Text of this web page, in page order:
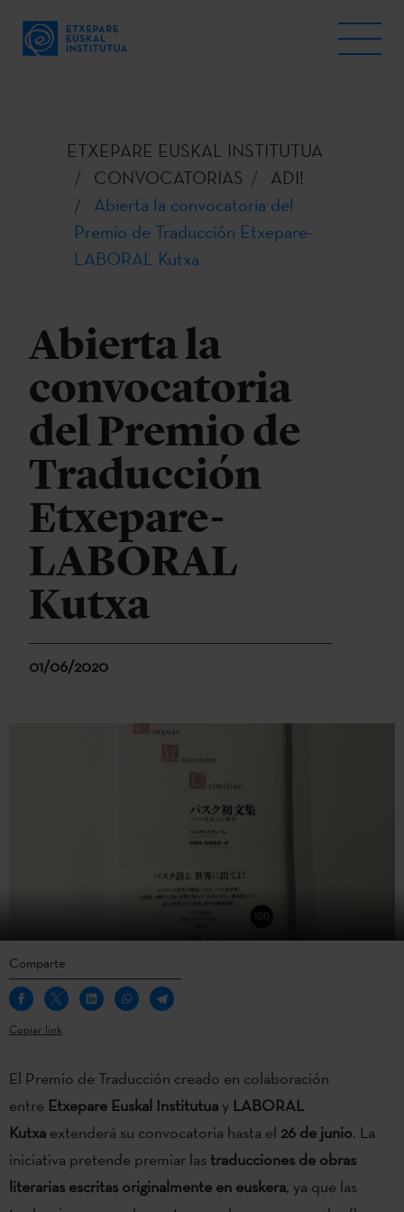
ETXEPARE EUSKAL INSTITUTUA
CONVOCATORIAS
ADI!
Abierta la convocatoria del
Premio de Traducción Etxepare-
LABORAL Kutxa
Abierta la
convocatoria
del Premio de
Traducción
Etxepare-
LABORAL
Kutxa
01/06/2020
Comparte
Copiar link
El Premio de Traducción creado en colaboración
entre Etxepare Euskal Institutua y LABORAL
Kutxa extenderá su convocatoria hasta el 26 de junio. La
iniciativa pretende premiar las traducciones de obras
literarias escritas originalmente en euskera, ya que las